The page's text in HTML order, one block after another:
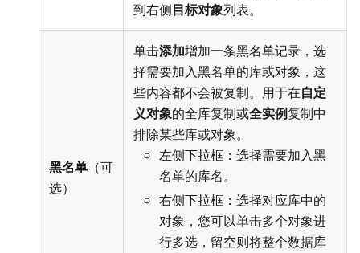
到右侧目标对象列表。
黑名单 （可
选）
单击添加增加一条黑名单记录，选
择需要加入黑名单的库或对象，这
些内容都不会被复制。用于在自定
义对象的全库复制或全实例复制中
排除某些库或对象。
左侧下拉框：选择需要加入黑
名单的库名。
右侧下拉框：选择对应库中的
对象，您可以单击多个对象进
行多选，留空则将整个数据库